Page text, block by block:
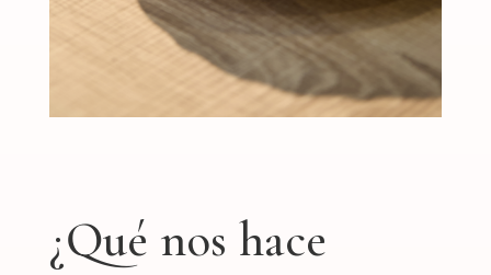
¿Qué nos hace